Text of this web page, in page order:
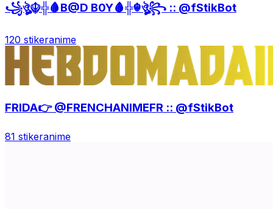
꧁ঔৣ☬╬🩸B@D B0Y🩸╬☬ঔৣ꧂ :: @fStikBot
120 stikeranime
FRIDA👉 @FRENCHANIMEFR :: @fStikBot
81 stikeranime